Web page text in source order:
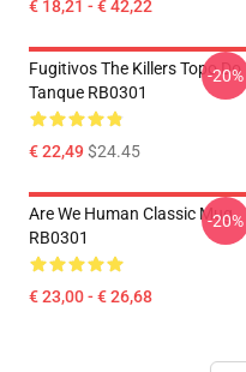
€ 18,21 - € 42,22
Fugitivos The Killers Topo Do
Tanque RB0301
€ 22,49$24.45
-20%
Are We Human Classic Mug
RB0301
€ 23,00 - € 26,68
-20%